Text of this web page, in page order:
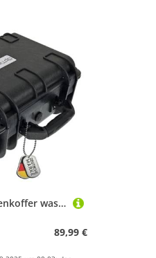
OpTacs Hartschalenkoffer wasserdicht für Pistolen und Zubehör 41x34,2x20,4cm – Stoßfest, Staubdicht, mit anpassbarem Rasterschaumstoff, abschließbar, ideal für Kurzwaffen
89,99 €